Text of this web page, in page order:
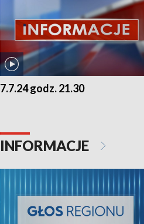
7.7.24 godz. 21.30
INFORMACJE